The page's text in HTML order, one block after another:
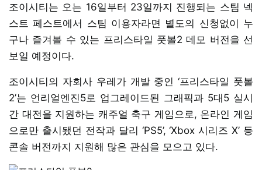
조이시티는 오는 16일부터 23일까지 진행되는 스팀 넥
스트 페스트에서 스팀 이용자라면 별도의 신청없이 누
구나 즐겨볼 수 있는 프리스타일 풋볼2 데모 버전을 선
보일 예정이다.
조이시티의 자회사 우레가 개발 중인 ‘프리스타일 풋볼
2’는 언리얼엔진5로 업그레이드된 그래픽과 5대5 실시
간 대전을 지원하는 캐주얼 축구 게임으로, 온라인 게임
으로만 출시됐던 전작과 달리 ‘PS5’, ‘Xbox 시리즈 X’ 등
콘솔 버전까지 지원해 많은 관심을 모으고 있다.